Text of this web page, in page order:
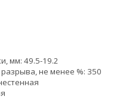
мм: 49.5-19.2
не менее %: 350